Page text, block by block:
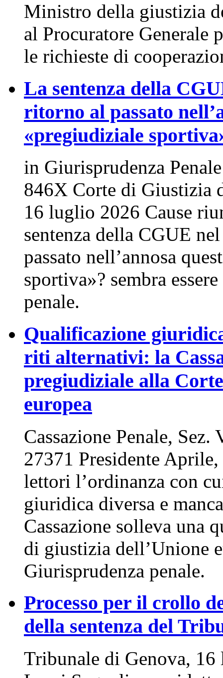
Ministro della giustizia
al Procuratore Generale
le richieste di
La sentenza della
ritorno al passato
«pregiudiziale
in Giurisprudenza
846X Corte di Giustizia
16 luglio 2026 Cause
sentenza della CGUE
passato nell’annosa
sportiva»? sembra
penale.
Qualificazione
riti alternativi: la
pregiudiziale alla
europea
Cassazione Penale,
27371 Presidente
lettori l’ordinanza con
giuridica diversa e
Cassazione solleva una
di giustizia dell’Unione
Giurisprudenza penale.
Processo per il crollo
della sentenza del
Tribunale di Genova,